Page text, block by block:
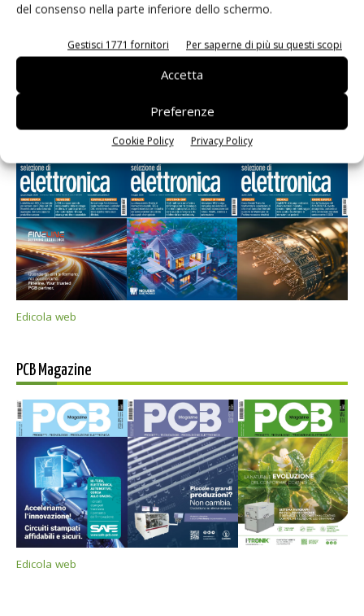
del consenso nella parte inferiore dello schermo.
Gestisci 1771 fornitori Per saperne di più su questi scopi
Accetta
Preferenze
Cookie Policy Privacy Policy
Selezione di elettronica
Edicola web
PCB Magazine
Edicola web